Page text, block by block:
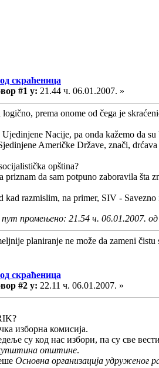
скраћеница
#1 у: 21.44 ч. 06.01.2007. »
prema onome od čega je
Nacije, pa onda kažemo da
Američke Države, znači,
opština?
priznam da sam potpuno zaboravila šta
kad razmislim, na primer, SIV -
промењено: 21.54 ч. 06.01.2007.
planiranje ne može da zameni čistu
скраћеница
#2 у: 22.11 ч. 06.01.2007. »
изборна комисија.
су код нас избори, па су све
општине.
Основна организација удруженог